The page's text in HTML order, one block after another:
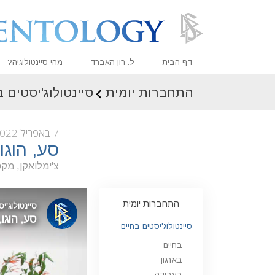
דף הבית ל. רון האברד מהי סיינטולוגיה?
אמונות ועיסוק
מה סיינטולוגים
פגוש סיינטולוג
העקרונות הבסיסיים
מבוא לדיאנטיקה
אהבה ושנאה –
מהי גדוּלה?
התחברות יומית סיינטולוג'יסטים
7 באפריל 2022
סע,
צ'ימלואקן,
התחברות יומית
סיינטולוג'יסטים בחיים
בחיים
בארגון